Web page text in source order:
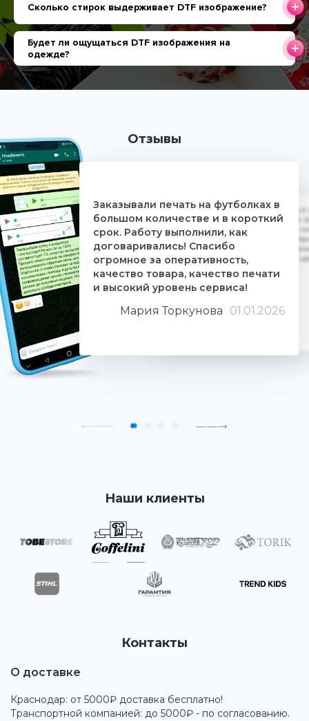
Сколько стирок выдерживает DTF изображение?
Будет ли ощущаться DTF изображения на
одежде?
Отзывы
Заказывали печать на футболках в
большом количестве и в короткий
срок. Работу выполнили, как
договаривались! Спасибо
огромное за оперативность,
качество товара, качество печати
и высокий уровень сервиса!
Мария Торкунова 01.01.2026
Дочке на 18-летие решили заказать
ребятам. Времени было всего сутки.
взялись за работу, сделали макеты,
Огромное им спасибо. Дочка была
знают свое дело и отдаются ему
людьми. Качество печати
Наши клиенты
Контакты
О доставке
Краснодар: от 5000₽ доставка бесплатно!
Транспортной компанией: до 5000₽ - по согласованию.